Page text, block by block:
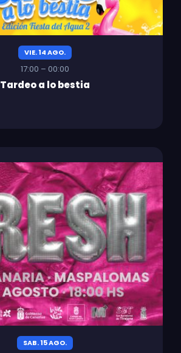
VIE. 14 AGO.
17:00 – 00:00
Tardeo a lo bestia
SAB. 15 AGO.